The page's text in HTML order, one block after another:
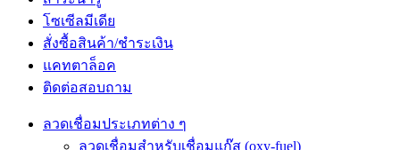
โซเซีลมีเดีย
สั่งซื้อสินค้า/ชำระเงิน
แคทตาล็อค
ติดต่อสอบถาม
ลวดเชื่อมประเภทต่าง ๆ
ลวดเชื่อมสำหรับเชื่อมแก๊ส (oxy-fuel)